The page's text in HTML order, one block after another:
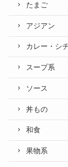
たまご
アジアン
カレー・シ
スープ系
ソース
丼もの
和食
果物系